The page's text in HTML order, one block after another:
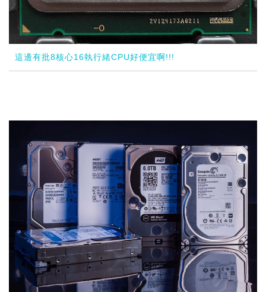
這邊有批8核心16執行緒CPU好便宜啊!!!